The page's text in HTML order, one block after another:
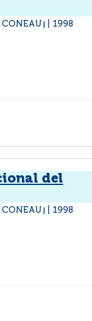
1998
del
1998